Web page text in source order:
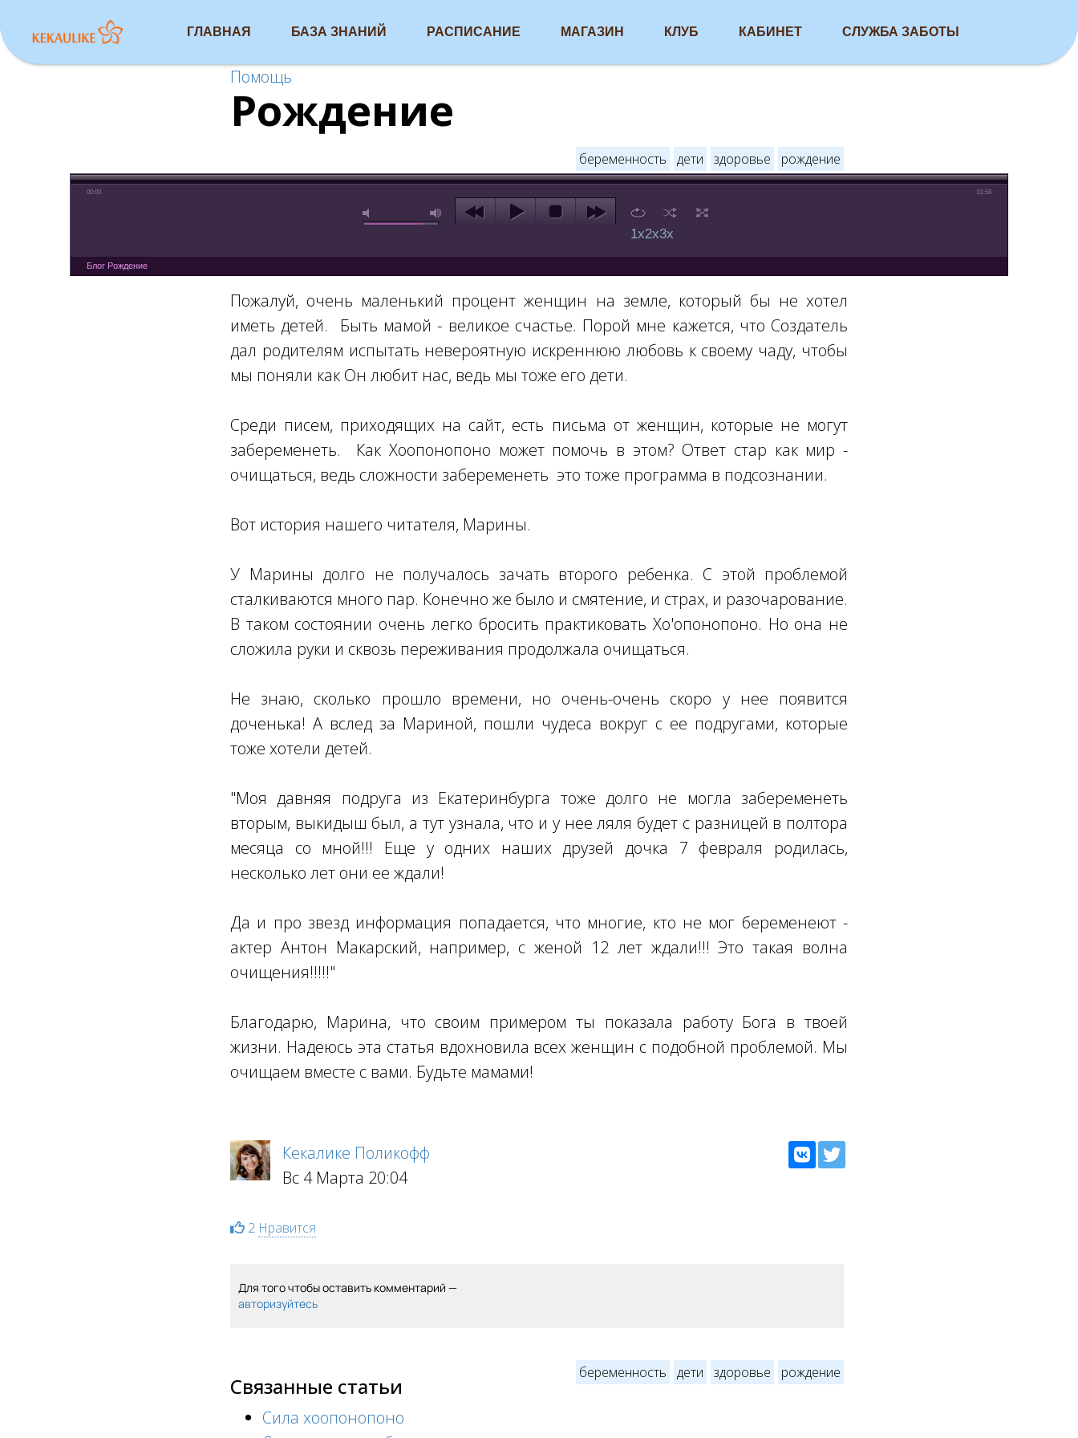
ГЛАВНАЯ БАЗА ЗНАНИЙ РАСПИСАНИЕ МАГАЗИН КЛУБ КАБИНЕТ СЛУЖБА ЗАБОТЫ
Помощь
Рождение
беременность дети здоровье рождение
00:00 01:58
1x2x3x
Блог Рождение
Пожалуй, очень маленький процент женщин на земле, который бы не хотел
иметь детей. Быть мамой - великое счастье. Порой мне кажется, что Создатель
дал родителям испытать невероятную искреннюю любовь к своему чаду, чтобы
мы поняли как Он любит нас, ведь мы тоже его дети.
Среди писем, приходящих на сайт, есть письма от женщин, которые не могут
забеременеть. Как Хоопонопоно может помочь в этом? Ответ стар как мир -
очищаться, ведь сложности забеременеть это тоже программа в подсознании.
Вот история нашего читателя, Марины.
У Марины долго не получалось зачать второго ребенка. С этой проблемой
сталкиваются много пар. Конечно же было и смятение, и страх, и разочарование.
В таком состоянии очень легко бросить практиковать Хо'опонопоно. Но она не
сложила руки и сквозь переживания продолжала очищаться.
Не знаю, сколько прошло времени, но очень-очень скоро у нее появится
доченька! А вслед за Мариной, пошли чудеса вокруг с ее подругами, которые
тоже хотели детей.
"Моя давняя подруга из Екатеринбурга тоже долго не могла забеременеть
вторым, выкидыш был, а тут узнала, что и у нее ляля будет с разницей в полтора
месяца со мной!!! Еще у одних наших друзей дочка 7 февраля родилась,
несколько лет они ее ждали!
Да и про звезд информация попадается, что многие, кто не мог беременеют -
актер Антон Макарский, например, с женой 12 лет ждали!!! Это такая волна
очищения!!!!!"
Благодарю, Марина, что своим примером ты показала работу Бога в твоей
жизни. Надеюсь эта статья вдохновила всех женщин с подобной проблемой. Мы
очищаем вместе с вами. Будьте мамами!
Кекалике Поликофф
Вс 4 Марта 20:04
2 Нравится
Для того чтобы оставить комментарий —
авторизуйтесь
беременность дети здоровье рождение
Связанные статьи
Сила хоопонопоно